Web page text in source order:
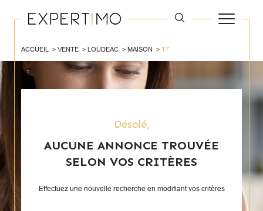
ACCUEIL VENTE LOUDEAC MAISON T7
Désolé,
AUCUNE ANNONCE TROUVÉE
SELON VOS CRITÈRES
Effectuez une nouvelle recherche en modifiant vos critères